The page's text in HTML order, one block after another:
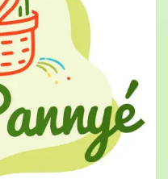
TROS ont été très
a transformé notre
spectaculaire.
son